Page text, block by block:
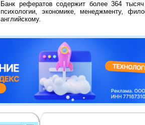
Банк рефератов содержит более 364
психологии, экономике, менеджменту,
английскому.